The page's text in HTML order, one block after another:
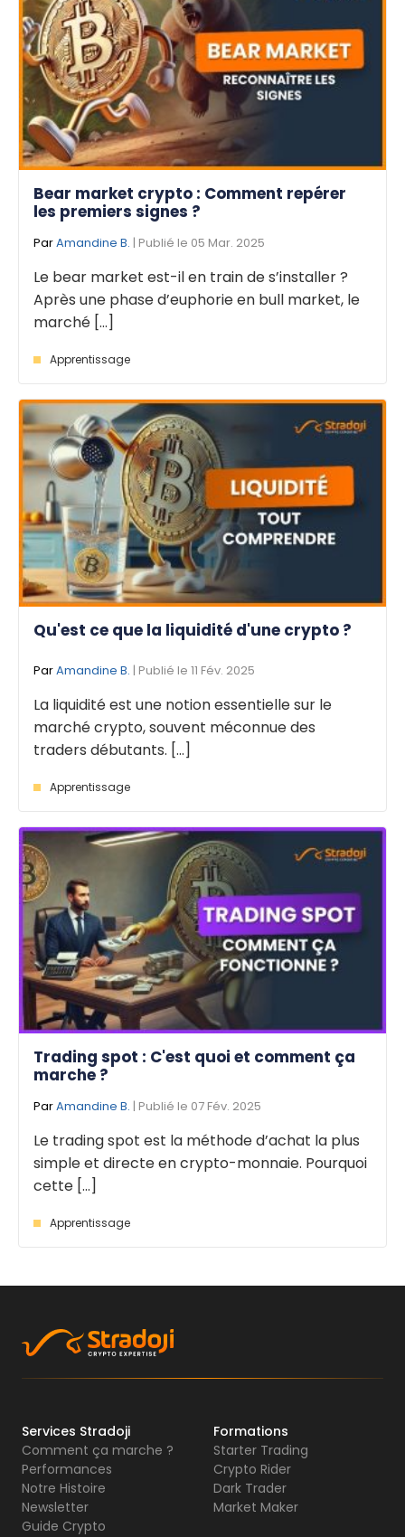
Bear market crypto : Comment repérer
les premiers signes ?
ParAmandine B. | Publié le 05 Mar. 2025
Le bear market est-il en train de s’installer ?
Après une phase d’euphorie en bull market, le
marché [...]
Apprentissage
Qu'est ce que la liquidité d'une crypto ?
ParAmandine B. | Publié le 11 Fév. 2025
La liquidité est une notion essentielle sur le
marché crypto, souvent méconnue des
traders débutants. [...]
Apprentissage
Trading spot : C'est quoi et comment ça
marche ?
ParAmandine B. | Publié le 07 Fév. 2025
Le trading spot est la méthode d’achat la plus
simple et directe en crypto-monnaie. Pourquoi
cette [...]
Apprentissage
Services Stradoji
Comment ça marche ?
Performances
Notre Histoire
Newsletter
Guide Crypto
Formations
Starter Trading
Crypto Rider
Dark Trader
Market Maker